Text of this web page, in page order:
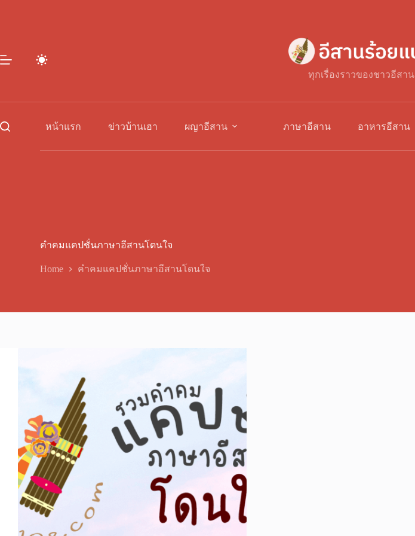
ทุกเรื่องราวของชาวอีสาน
หน้าแรก ข่าวบ้านเฮา ผญาอีสาน ภาษาอีสาน อาหารอีสาน
คำคมแคปชั่นภาษาอีสานโดนใจ
Home คำคมแคปชั่นภาษาอีสานโดนใจ